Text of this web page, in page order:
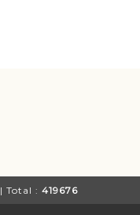
| Total : 419676